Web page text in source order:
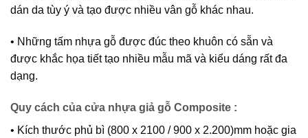
dán da tùy ý và tạo được nhiều vân gỗ khác nhau.
• Những tấm nhựa gỗ được đúc theo khuôn có sẵn và
được khắc họa tiết tạo nhiều mẫu mã và kiểu dáng rất đa
dạng.
Quy cách của cửa nhựa giả gỗ Composite :
• Kích thước phủ bì (800 x 2100 / 900 x 2.200)mm hoặc gia